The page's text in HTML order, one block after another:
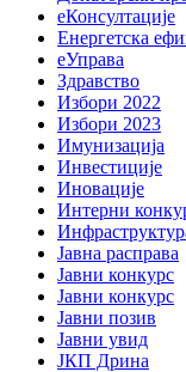
еКонсултације
Енергетска
еУправа
Здравство
Избори 2022
Избори 2023
Имунизација
Инвестиције
Иновације
Интерни
Јавна расправа
Јавни конкурс
Јавни конкурс
Јавни позив
Јавни увид
ЈКП Дрина